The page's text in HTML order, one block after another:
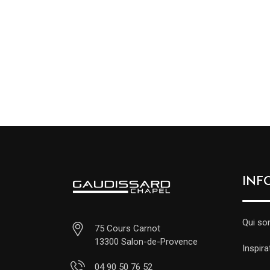
75 Cours Carnot
13300 Salon-de-Provence
04 90 50 76 52
Qui